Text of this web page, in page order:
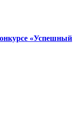
«Успешный